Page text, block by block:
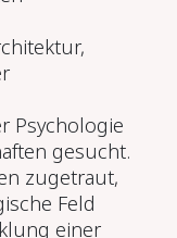
Psychologie
gesucht.
zugetraut,
Feld
einer